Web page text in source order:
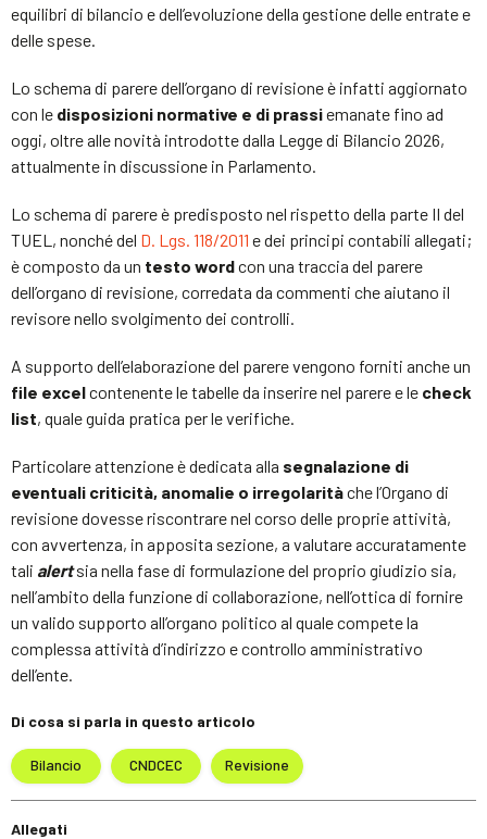
equilibri di bilancio e dell’evoluzione della gestione delle entrate e
delle spese.
Lo schema di parere dell’organo di revisione è infatti aggiornato
con le disposizioni normative e di prassiemanate fino ad
oggi, oltre alle novità introdotte dalla Legge di Bilancio 2026,
attualmente in discussione in Parlamento.
Lo schema di parere è predisposto nel rispetto della parte II del
TUEL, nonché del D. Lgs. 118/2011 e dei principi contabili allegati;
è composto da un testo wordcon una traccia del parere
dell’organo di revisione, corredata da commenti che aiutano il
revisore nello svolgimento dei controlli.
A supporto dell’elaborazione del parere vengono forniti anche un
file excelcontenente le tabelle da inserire nel parere e le check
list, quale guida pratica per le verifiche.
Particolare attenzione è dedicata alla segnalazione di
eventuali criticità, anomalie o irregolaritàche l’Organo di
revisione dovesse riscontrare nel corso delle proprie attività,
con avvertenza, in apposita sezione, a valutare accuratamente
tali alertsia nella fase di formulazione del proprio giudizio sia,
nell’ambito della funzione di collaborazione, nell’ottica di fornire
un valido supporto all’organo politico al quale compete la
complessa attività d’indirizzo e controllo amministrativo
dell’ente.
Di cosa si parla in questo articolo
Bilancio CNDCEC Revisione
Allegati